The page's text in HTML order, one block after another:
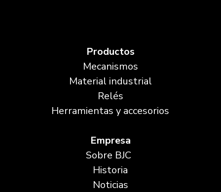
Productos
Mecanismos
Material industrial
Relés
Herramientas y accesorios
Empresa
Sobre BJC
Historia
Noticias